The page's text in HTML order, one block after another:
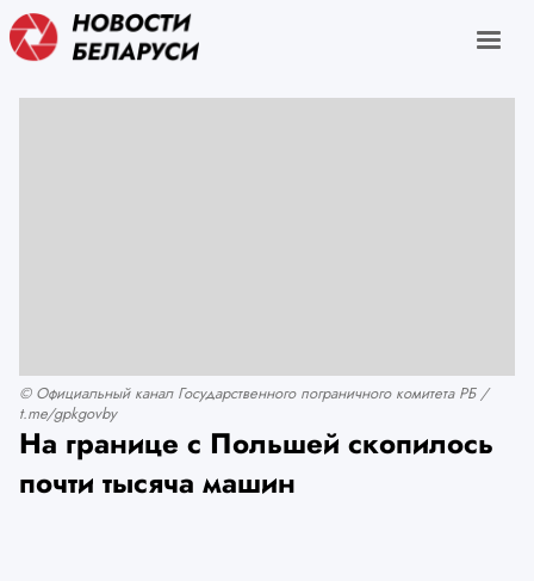
© Официальный канал Государственного пограничного комитета РБ /
t.me/gpkgovby
На границе с Польшей скопилось
почти тысяча машин